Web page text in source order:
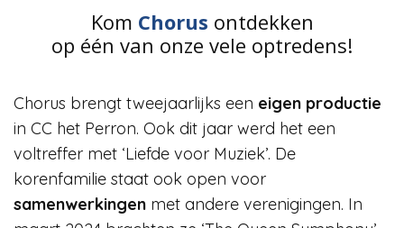
Kom Chorus ontdekken
op één van onze vele optredens!
Chorus brengt tweejaarlijks een eigen productie
in CC het Perron. Ook dit jaar werd het een
voltreffer met ‘Liefde voor Muziek’. De
korenfamilie staat ook open voor
samenwerkingen met andere verenigingen. In